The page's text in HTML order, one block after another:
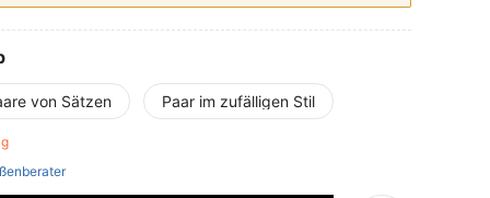
von Sätzen Paar im zufälligen Stil